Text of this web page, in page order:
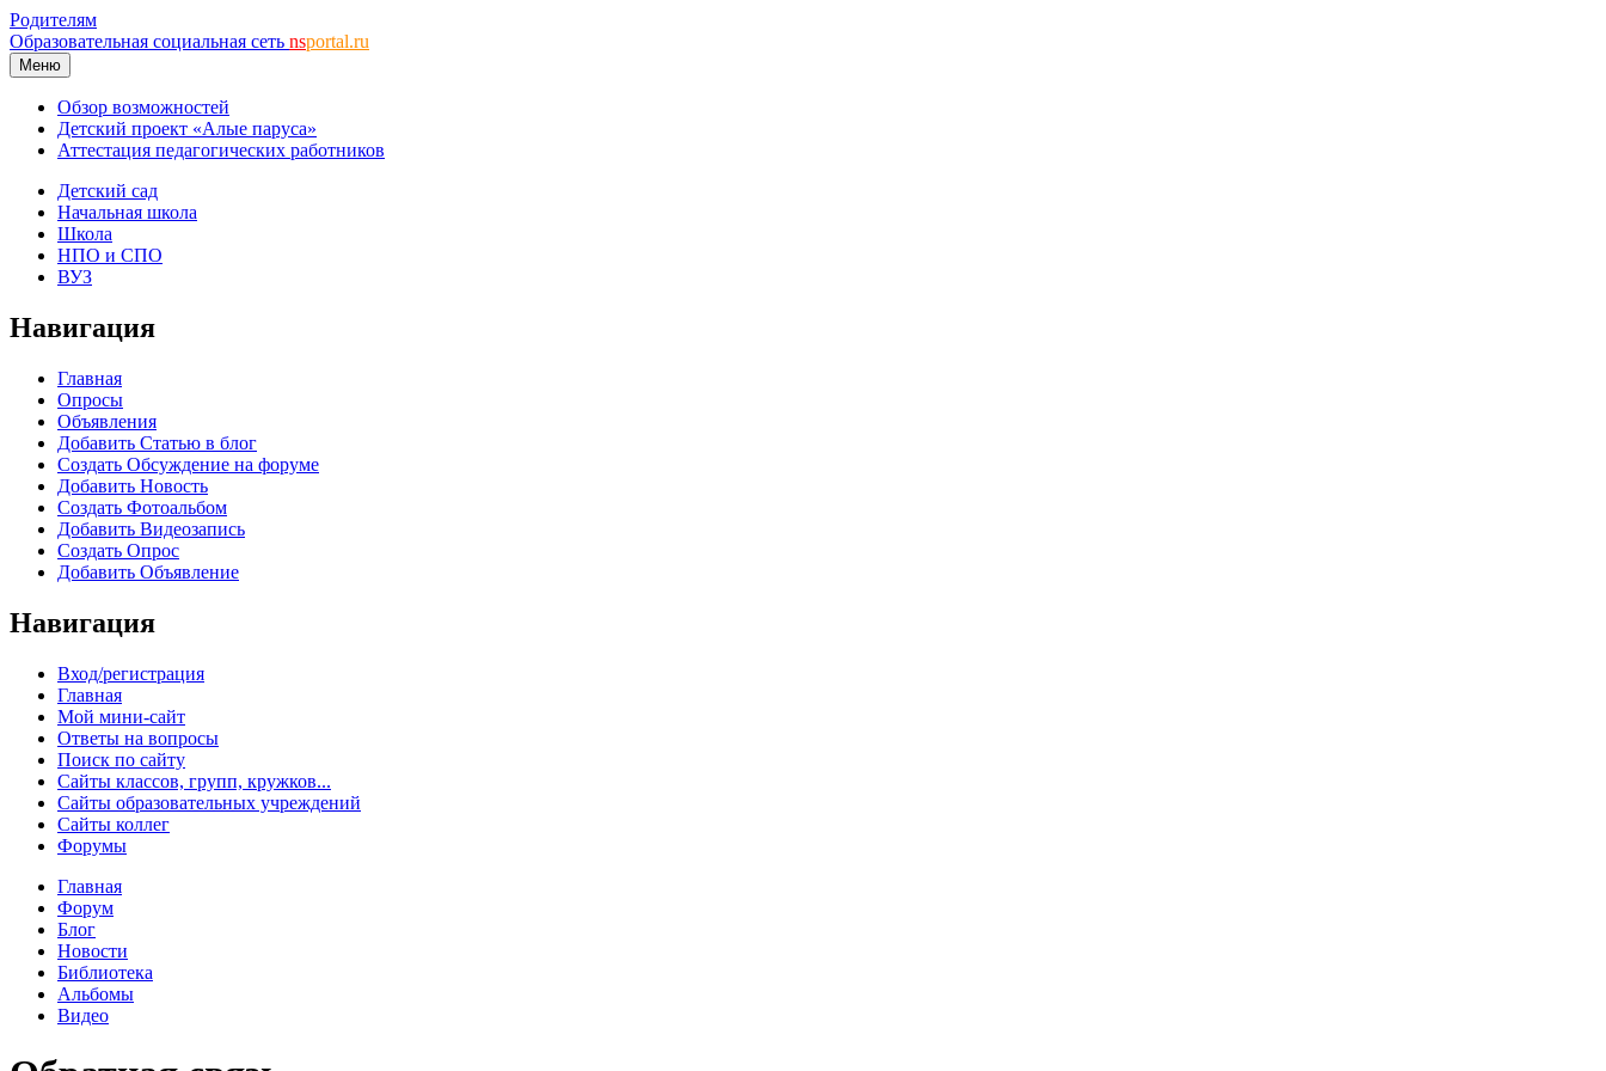
Родителям
Образовательная социальная сеть nsportal.ru
Меню
Обзор возможностей
Детский проект «Алые паруса»
Аттестация педагогических работников
Детский сад
Начальная школа
Школа
НПО и СПО
ВУЗ
Навигация
Главная
Опросы
Объявления
Добавить Статью в блог
Создать Обсуждение на форуме
Добавить Новость
Создать Фотоальбом
Добавить Видеозапись
Создать Опрос
Добавить Объявление
Навигация
Вход/регистрация
Главная
Мой мини-сайт
Ответы на вопросы
Поиск по сайту
Сайты классов, групп, кружков...
Сайты образовательных учреждений
Сайты коллег
Форумы
Главная
Форум
Блог
Новости
Библиотека
Альбомы
Видео